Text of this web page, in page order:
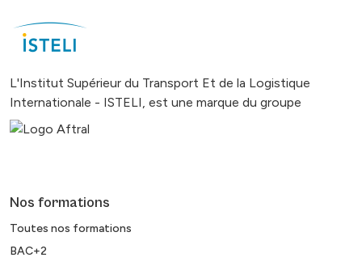
L'Institut Supérieur du Transport Et de la Logistique
Internationale - ISTELI, est une marque du groupe
Nos formations
Toutes nos formations
BAC+2